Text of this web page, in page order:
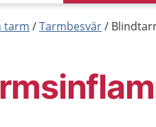
tarm Tarmbesvär